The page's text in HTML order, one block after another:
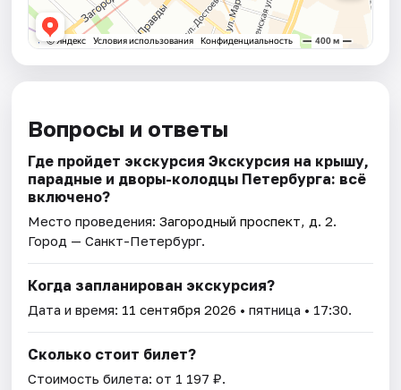
Вопросы и ответы
Где пройдет экскурсия Экскурсия на крышу,
парадные и дворы-колодцы Петербурга: всё
включено?
Место проведения:Загородный проспект, д. 2.
Город — Санкт-Петербург.
Когда запланирован экскурсия?
Дата и время: 11 сентября 2026 • пятница • 17:30.
Сколько стоит билет?
Стоимость билета: от 1 197 ₽.